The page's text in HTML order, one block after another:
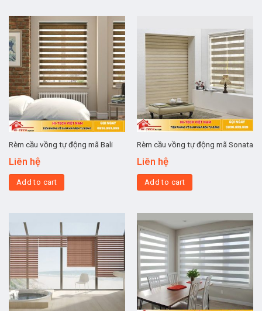
Rèm cầu vồng tự động mã Bali
Liên hệ
Add to cart
Rèm cầu vồng tự động mã Sonata
Liên hệ
Add to cart